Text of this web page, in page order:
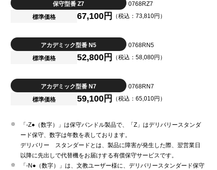
保守型番 Z7
0768RZ7
標準価格
67,100円 （税込：73,810円）
アカデミック型番 N5
0768RN5
標準価格
52,800円 （税込：58,080円）
アカデミック型番 N7
0768RN7
標準価格
59,100円 （税込：65,010円）
「-Z●（数字）」は保守バンドル製品で、「Z」はデリバリースタンダ
ード保守、数字は年数を表しております。
デリバリー スタンダードとは、製品に障害が発生した際、翌営業日
以降に先出しで代替機をお届けする有償保守サービスです。
「-N●（数字）」は、文教ユーザー様に、デリバリースタンダード保守